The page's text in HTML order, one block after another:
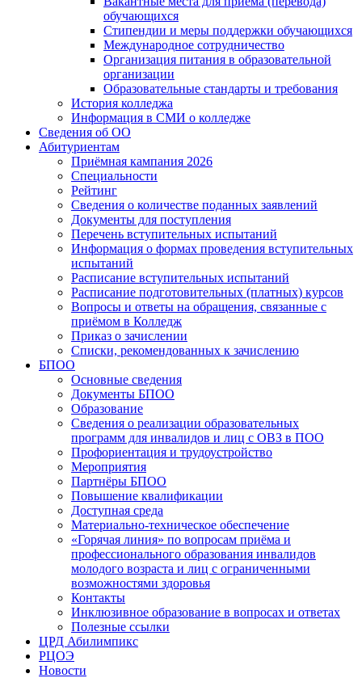
обучающихся
Стипендии и меры поддержки обучающихся
Международное сотрудничество
Организация питания в образовательной
организации
Образовательные стандарты и требования
История колледжа
Информация в СМИ о колледже
Сведения об ОО
Абитуриентам
Приёмная кампания 2026
Специальности
Рейтинг
Сведения о количестве поданных заявлений
Документы для поступления
Перечень вступительных испытаний
Информация о формах проведения вступительных
испытаний
Расписание вступительных испытаний
Расписание подготовительных (платных) курсов
Вопросы и ответы на обращения, связанные с
приёмом в Колледж
Приказ о зачислении
Списки, рекомендованных к зачислению
БПОО
Основные сведения
Документы БПОО
Образование
Сведения о реализации образовательных
программ для инвалидов и лиц с ОВЗ в ПОО
Профориентация и трудоустройство
Мероприятия
Партнёры БПОО
Повышение квалификации
Доступная среда
Материально-техническое обеспечение
«Горячая линия» по вопросам приёма и
профессионального образования инвалидов
молодого возраста и лиц с ограниченными
возможностями здоровья
Контакты
Инклюзивное образование в вопросах и ответах
Полезные ссылки
ЦРД Абилимпикс
РЦОЭ
Новости